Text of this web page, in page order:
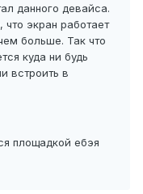
данного девайса.
что экран работает
больше. Так что
куда ни будь
встроить в
площадкой ебэя